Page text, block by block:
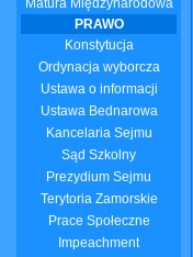
Matura Międzynarodowa
PRAWO
Konstytucja
Ordynacja wyborcza
Ustawa o informacji
Ustawa Bednarowa
Kancelaria Sejmu
Sąd Szkolny
Prezydium Sejmu
Terytoria Zamorskie
Prace Społeczne
Impeachment